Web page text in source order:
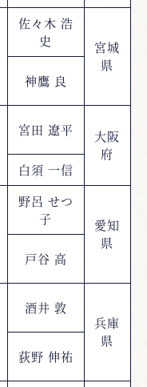
佐々木 浩
史
宮城
県
神鷹 良
宮田 遼平
大阪
府
白須 一信
野呂 せつ
子
愛知
県
戸谷 高
酒井 敦
兵庫
県
荻野 伸祐